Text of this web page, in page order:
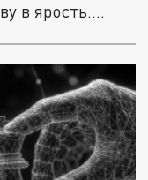
в ярость....